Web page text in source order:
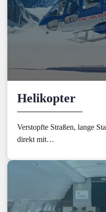
Helikopter
Verstopfte Straßen, lange
direkt mit…